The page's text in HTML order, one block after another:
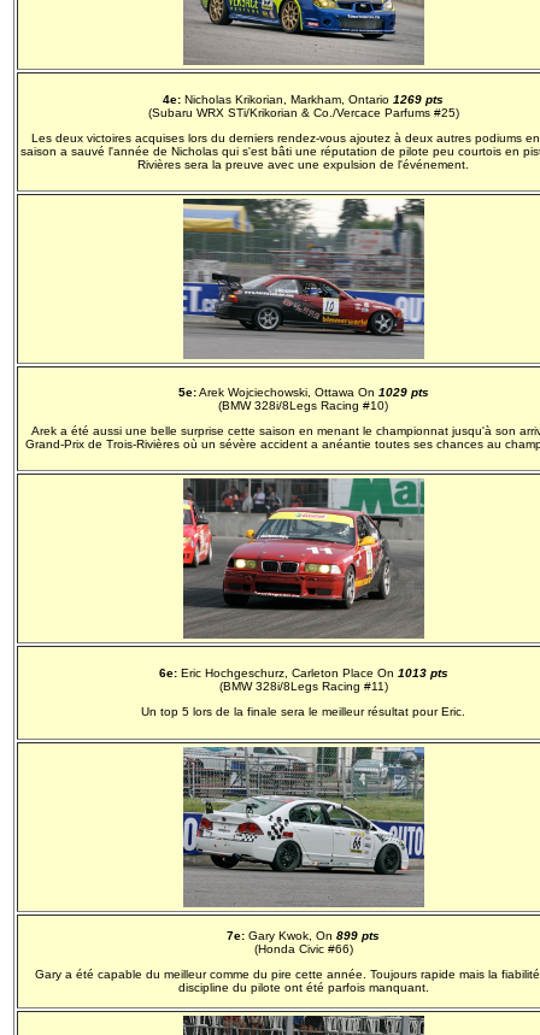
4e: Nicholas Krikorian, Markham, Ontario 1269 pts
(Subaru WRX STi/Krikorian & Co./Vercace Parfums #25)
Les deux victoires acquises lors du derniers rendez-vous ajoutez à deux autres podiums
saison a sauvé l'année de Nicholas qui s'est bâti une réputation de pilote peu courtois en
Rivières sera la preuve avec une expulsion de l'événement.
5e:Arek Wojciechowski, Ottawa On 1029 pts
(BMW 328i/8Legs Racing #10)
Arek a été aussi une belle surprise cette saison en menant le championnat jusqu'à son
Grand-Prix de Trois-Rivières où un sévère accident a anéantie toutes ses chances au
6e:Eric Hochgeschurz, Carleton Place On 1013 pts
(BMW 328i/8Legs Racing #11)
Un top 5 lors de la finale sera le meilleur résultat pour Eric.
7e: Gary Kwok, On 899 pts
(Honda Civic #66)
Gary a été capable du meilleur comme du pire cette année. Toujours rapide mais la
discipline du pilote ont été parfois manquant.